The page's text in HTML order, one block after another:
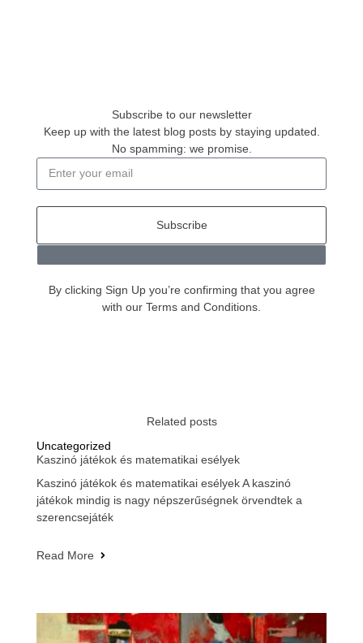
Subscribe to our newsletter
Keep up with the latest blog posts by staying updated.
No spamming: we promise.
Subscribe
By clicking Sign Up you’re confirming that you agree
with our Terms and Conditions.
Related posts
Uncategorized
Kaszinó játékok és matematikai esélyek
Kaszinó játékok és matematikai esélyek A kaszinó
játékok mindig is nagy népszerűségnek örvendtek a
szerencsejáték
Read More